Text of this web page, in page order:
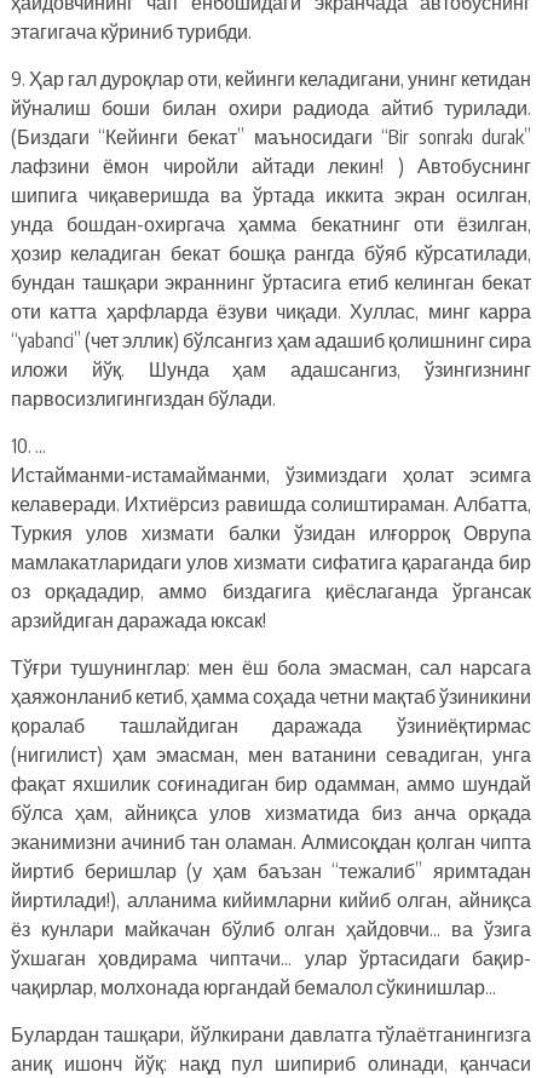
этагигача кўриниб турибди.
9. Ҳар гал дуроқлар оти, кейинги келадигани, унинг кетидан
йўналиш боши билан охири радиода айтиб турилади.
(Биздаги “Кейинги бекат” маъносидаги “Bir sonrakı durak”
лафзини ёмон чиройли айтади лекин! ) Автобуснинг
шипига чиқаверишда ва ўртада иккита экран осилган,
унда бошдан-охиргача ҳамма бекатнинг оти ёзилган,
ҳозир келадиган бекат бошқа рангда бўяб кўрсатилади,
бундан ташқари экраннинг ўртасига етиб келинган бекат
оти катта ҳарфларда ёзуви чиқади. Хуллас, минг карра
“yabanci” (чет эллик) бўлсангиз ҳам адашиб қолишнинг сира
иложи йўқ. Шунда ҳам адашсангиз, ўзингизнинг
парвосизлигингиздан бўлади.
10. …
Истайманми-истамайманми, ўзимиздаги ҳолат эсимга
келаверади. Ихтиёрсиз равишда солиштираман. Албатта,
Туркия улов хизмати балки ўзидан илғорроқ Оврупа
мамлакатларидаги улов хизмати сифатига қараганда бир
оз орқададир, аммо биздагига қиёслаганда ўргансак
арзийдиган даражада юксак!
Тўғри тушунинглар: мен ёш бола эмасман, сал нарсага
ҳаяжонланиб кетиб, ҳамма соҳада четни мақтаб ўзиникини
қоралаб ташлайдиган даражада ўзиниёқтирмас
(нигилист) ҳам эмасман, мен ватанини севадиган, унга
фақат яхшилик соғинадиган бир одамман, аммо шундай
бўлса ҳам, айниқса улов хизматида биз анча орқада
эканимизни ачиниб тан оламан. Алмисоқдан қолган чипта
йиртиб беришлар (у ҳам баъзан “тежалиб” яримтадан
йиртилади!), алланима кийимларни кийиб олган, айниқса
ёз кунлари майкачан бўлиб олган ҳайдовчи… ва ўзига
ўхшаган ҳовдирама чиптачи… улар ўртасидаги бақир-
чақирлар, молхонада юргандай бемалол сўкинишлар…
Булардан ташқари, йўлкирани давлатга тўлаётганингизга
аниқ ишонч йўқ: нақд пул шипириб олинади, қанчаси